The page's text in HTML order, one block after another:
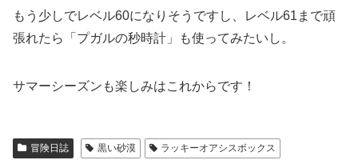
もう少しでレベル60になりそうですし、レベル61まで頑
張れたら「プガルの秒時計」も使ってみたいし。
サマーシーズンも楽しみはこれからです！
冒険日誌 黒い砂漠 ラッキーオアシスボックス